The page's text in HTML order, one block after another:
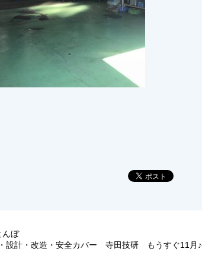
ぼ
設計・改造・安全カバー 寺田技研 もうすぐ11月♪